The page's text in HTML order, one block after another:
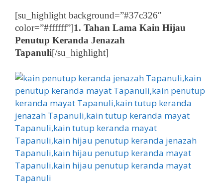
[su_highlight background=”#37c326″
color=”#ffffff”]1. Tahan Lama Kain Hijau
Penutup Keranda Jenazah
Tapanuli[/su_highlight]